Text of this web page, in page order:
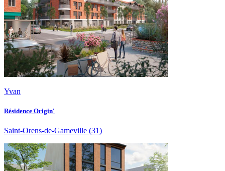
Yvan
Résidence Origin'
Saint-Orens-de-Gameville (31)